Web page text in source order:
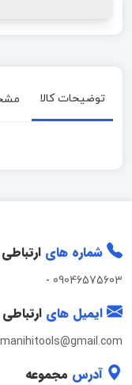
توضیحات کالا
شماره های ارتباطی
09046575603
-
ایمیل های ارتباطی
آدرس مجموعه